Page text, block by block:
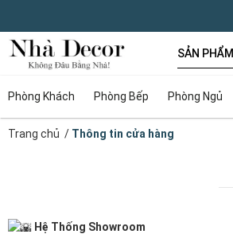
SẢN PHẨM
Phòng Khách Phòng Bếp Phòng Ngủ
Trang chủ / Thông tin cửa hàng
Hệ Thống Showroom